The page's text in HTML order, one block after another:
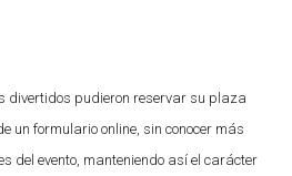
divertidos pudieron reservar su plaza
un formulario online, sin conocer más
del evento, manteniendo así el carácter